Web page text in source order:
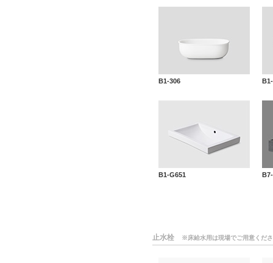
B1-306
B1-G651
止水栓 ※床給水用は現場でご用意くだ